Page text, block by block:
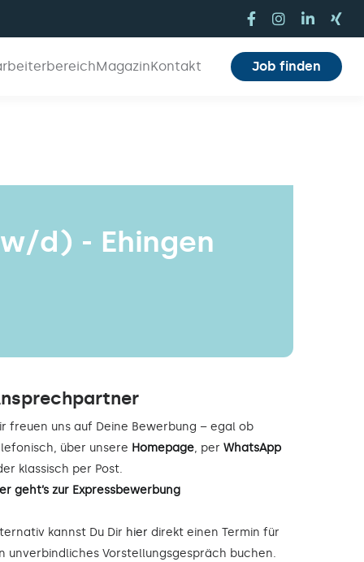
MagazinKontakt Job finden
d) - Ehingen
freuen uns auf Deine Bewerbung – egal ob
über unsere Homepage, per WhatsApp
klassisch per Post.
geht’s zur Expressbewerbung
kannst Du Dir hier direkt einen Termin für
unverbindliches Vorstellungsgespräch buchen.